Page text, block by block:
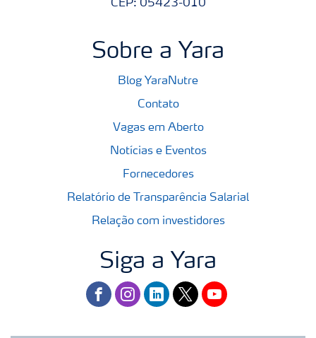
CEP: 05423-010
Sobre a Yara
Blog YaraNutre
Contato
Vagas em Aberto
Notícias e Eventos
Fornecedores
Relatório de Transparência Salarial
Relação com investidores
Siga a Yara
facebookinstagram
linkedintwitteryoutube